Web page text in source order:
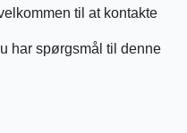
til at kontakte
har spørgsmål til denne